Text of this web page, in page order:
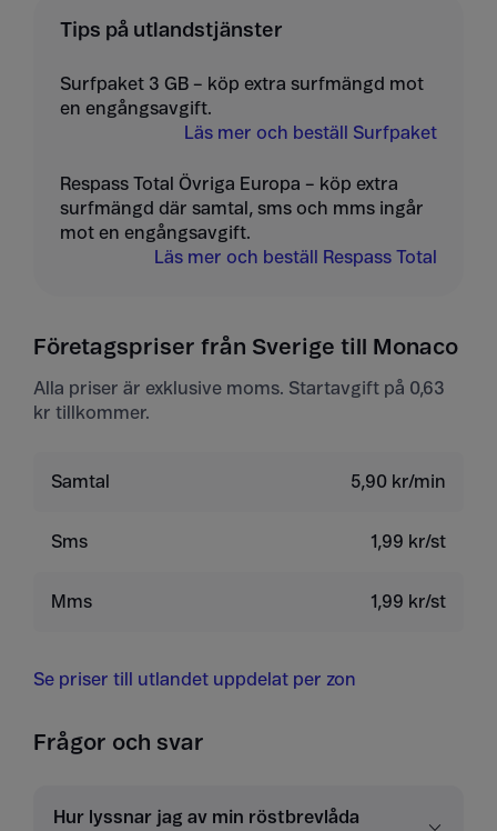
Tips på utlandstjänster
Surfpaket 3 GB – köp extra surfmängd mot
en engångsavgift.
Läs mer och beställ Surfpaket
Respass Total Övriga Europa – köp extra
surfmängd där samtal, sms och mms ingår
mot en engångsavgift.
Läs mer och beställ Respass Total
Företagspriser från Sverige till Monaco
Alla priser är exklusive moms. Startavgift på 0,63
kr tillkommer.
Samtal 5,90 kr/min
Sms 1,99 kr/st
Mms 1,99 kr/st
Se priser till utlandet uppdelat per zon
Frågor och svar
Hur lyssnar jag av min röstbrevlåda